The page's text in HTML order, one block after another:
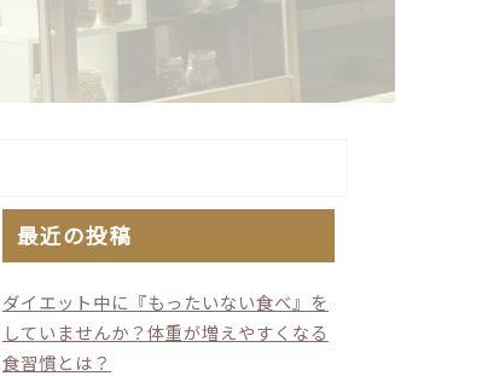
最近の投稿
ダイエット中に『もったいない食べ』を
していませんか？体重が増えやすくなる
食習慣とは？